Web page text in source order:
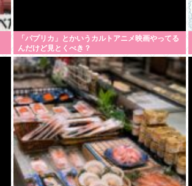
「パプリカ」とかいうカルトアニメ映画やってる
んだけど見とくべき？